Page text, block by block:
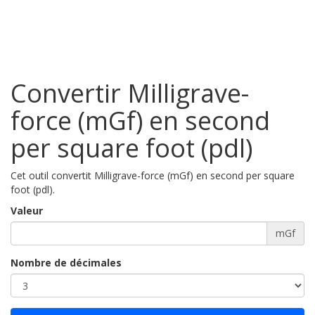
Convertir Milligrave-
force (mGf) en second
per square foot (pdl)
Cet outil convertit Milligrave-force (mGf) en second per square
foot (pdl).
Valeur
mGf
Nombre de décimales